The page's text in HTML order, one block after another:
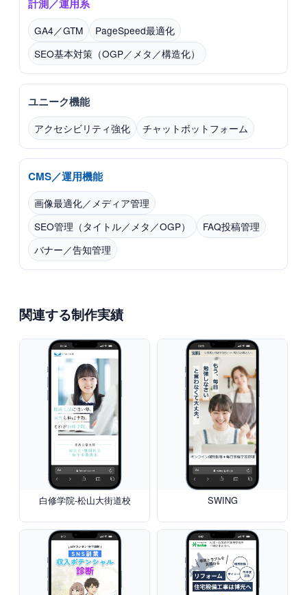
計測／運用系
GA4／GTM
PageSpeed最適化
SEO基本対策（OGP／メタ／構造化）
ユニーク機能
アクセシビリティ強化 チャットボットフォーム
CMS／運用機能
画像最適化／メディア管理
SEO管理（タイトル／メタ／OGP）
FAQ投稿管理
バナー／告知管理
関連する制作実績
白修学院-松山大街道校 SWING